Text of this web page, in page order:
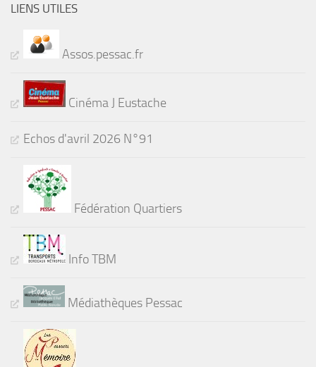
LIENS UTILES
Assos.pessac.fr
Cinéma J Eustache
Echos d'avril 2026 N°91
Fédération Quartiers
Info TBM
Médiathèques Pessac